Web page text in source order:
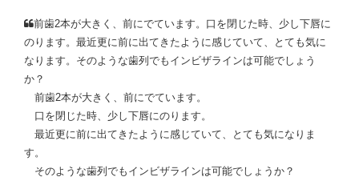
前歯2本が大きく、前にでています。口を閉じた時、少し下唇に
のります。最近更に前に出てきたように感じていて、とても気に
なります。そのような歯列でもインビザラインは可能でしょう
か？
前歯2本が大きく、前にでています。
口を閉じた時、少し下唇にのります。
最近更に前に出てきたように感じていて、とても気になりま
す。
そのような歯列でもインビザラインは可能でしょうか？